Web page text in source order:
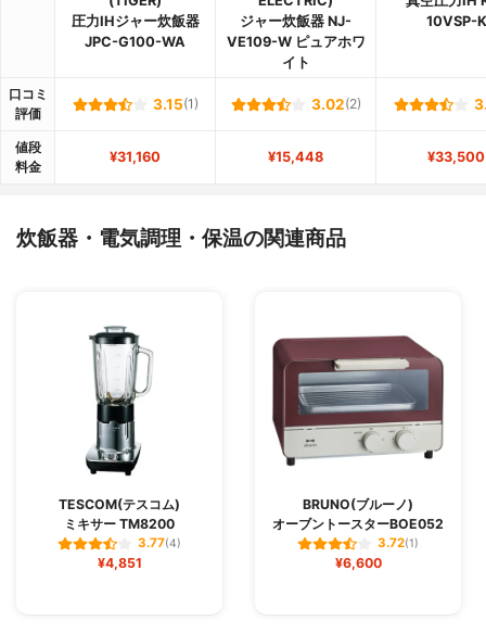
圧力IHジャー炊飯器
JPC-G100-WA
ジャー炊飯器 NJ-
VE109-W ピュアホワ
イト
10VSP-K
口コミ
評価
3.15(1) 3.02(2)
値段
料金
¥31,160 ¥15,448 ¥33,500
炊飯器・電気調理・保温の関連商品
TESCOM(テスコム)
ミキサー TM8200
3.77(4)
¥4,851
BRUNO(ブルーノ)
オーブントースターBOE052
3.72(1)
¥6,600